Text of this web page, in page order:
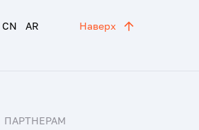
CN AR Наверх
ПАРТНЕРАМ